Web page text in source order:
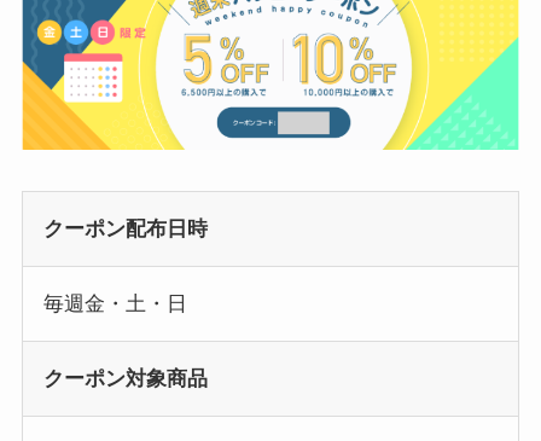
クーポン配布日時
毎週金・土・日
クーポン対象商品